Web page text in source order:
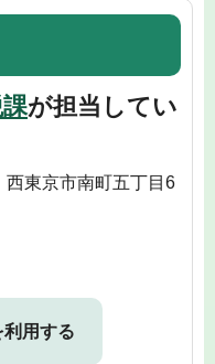
が担当してい
東京市南町五丁目6
用する